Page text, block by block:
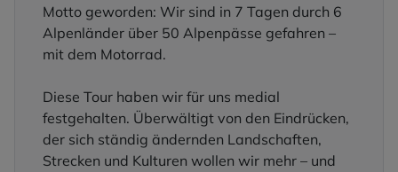
Motto geworden: Wir sind in 7 Tagen durch 6
Alpenländer über 50 Alpenpässe gefahren –
mit dem Motorrad.
Diese Tour haben wir für uns medial
festgehalten. Überwältigt von den Eindrücken,
der sich ständig ändernden Landschaften,
Strecken und Kulturen wollen wir mehr – und